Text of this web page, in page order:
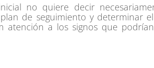
no quiere decir
de seguimiento y determinar
atención a los signos que